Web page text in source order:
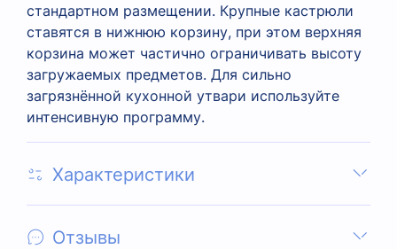
стандартном размещении. Крупные кастрюли
ставятся в нижнюю корзину, при этом верхняя
корзина может частично ограничивать высоту
загружаемых предметов. Для сильно
загрязнённой кухонной утвари используйте
интенсивную программу.
Характеристики
Отзывы